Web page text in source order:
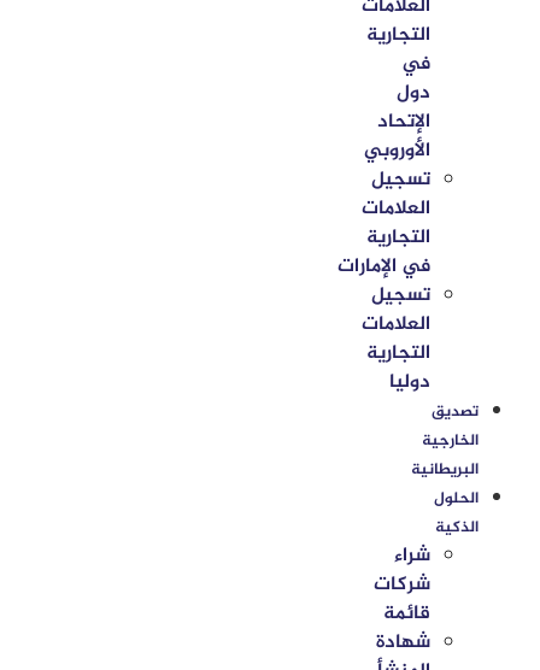
التجارية
في
دول
الإتحاد
الأوروبي
تسجيل
العلامات
التجارية
في الإمارات
تسجيل
العلامات
التجارية
دوليا
تصديق
الخارجية
البريطانية
الحلول
الذكية
شراء
شركات
قائمة
شهادة